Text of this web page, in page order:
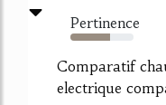
Pertinence
63%
Comparatif
electrique